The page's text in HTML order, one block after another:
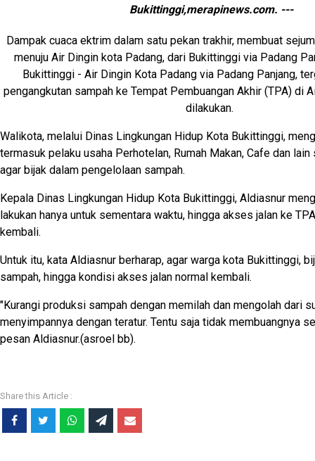
Bukittinggi,merapinews.com. ---
Dampak cuaca ektrim dalam satu pekan trakhir, membuat
menuju Air Dingin kota Padang, dari Bukittinggi via Padang
Bukittinggi - Air Dingin Kota Padang via Padang Panjang,
pengangkutan sampah ke Tempat Pembuangan Akhir (TPA) di
dilakukan.
Walikota, melalui Dinas Lingkungan Hidup Kota Bukittinggi,
termasuk pelaku usaha Perhotelan, Rumah Makan, Cafe dan
agar bijak dalam pengelolaan sampah.
Kepala Dinas Lingkungan Hidup Kota Bukittinggi, Aldiasnur
lakukan hanya untuk sementara waktu, hingga akses jalan ke
kembali.
Untuk itu, kata Aldiasnur berharap, agar warga kota Bukittinggi,
sampah, hingga kondisi akses jalan normal kembali.
"Kurangi produksi sampah dengan memilah dan mengolah dari
menyimpannya dengan teratur. Tentu saja tidak membuangnya
pesan Aldiasnur.(asroel bb).